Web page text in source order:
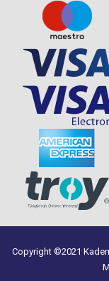
Copyright ©2021